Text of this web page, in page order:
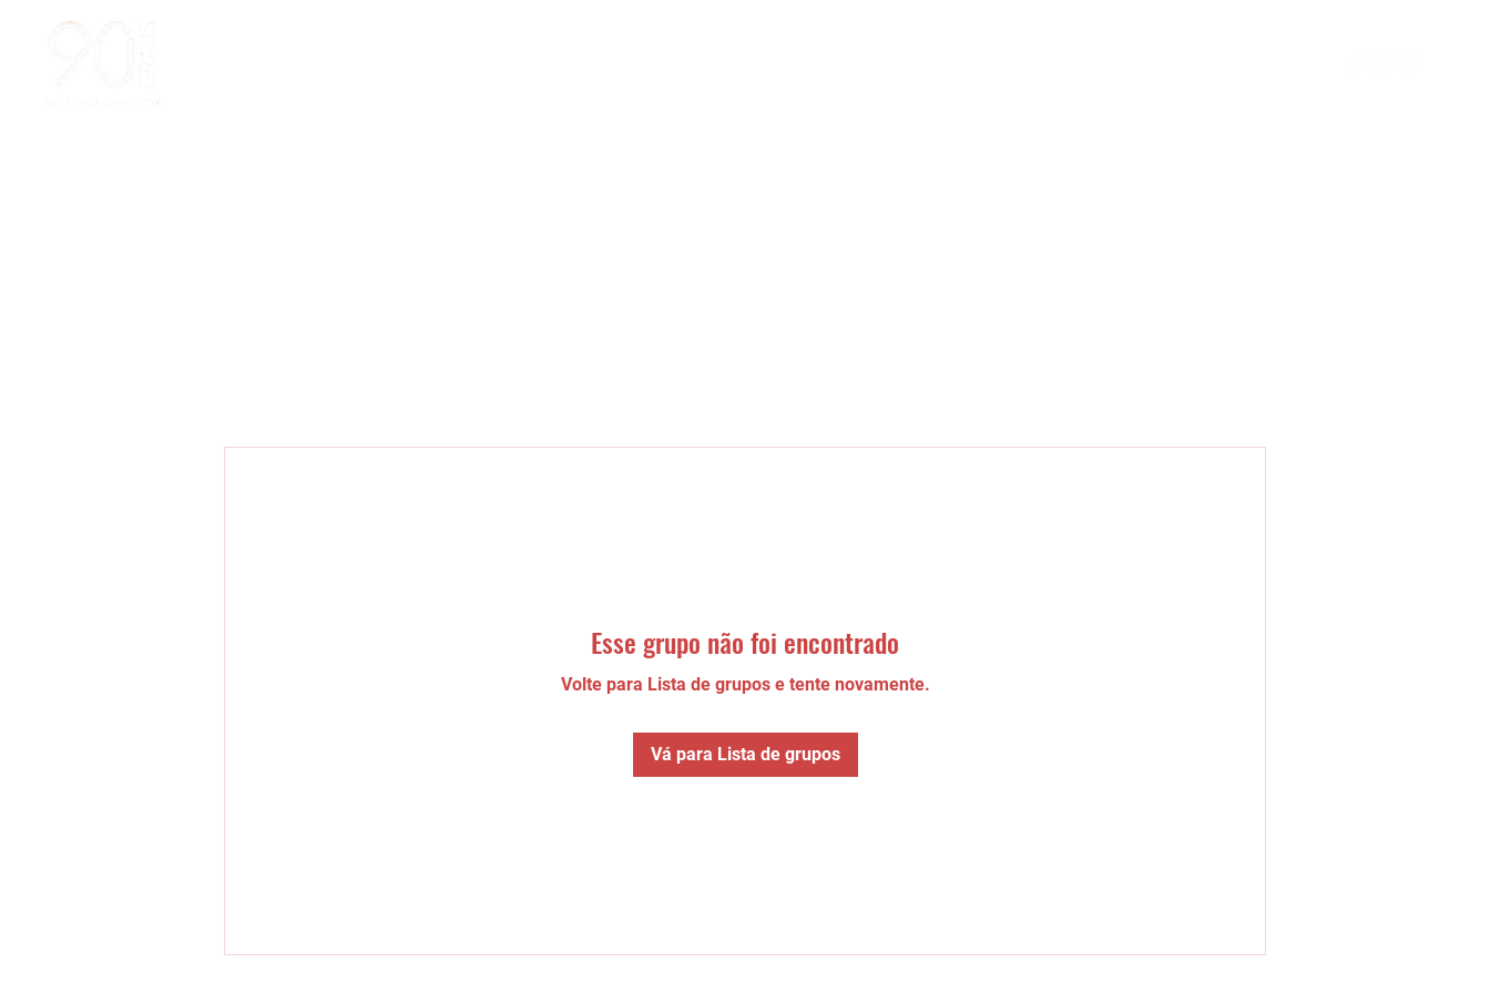
Esse grupo não foi encontrado
Volte para Lista de grupos e tente novamente.
Vá para Lista de grupos